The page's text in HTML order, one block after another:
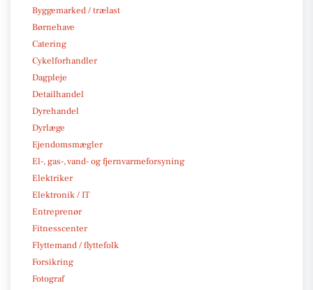
Byggemarked / trælast
Børnehave
Catering
Cykelforhandler
Dagpleje
Detailhandel
Dyrehandel
Dyrlæge
Ejendomsmægler
El-, gas-, vand- og fjernvarmeforsyning
Elektriker
Elektronik / IT
Entreprenør
Fitnesscenter
Flyttemand / flyttefolk
Forsikring
Fotograf